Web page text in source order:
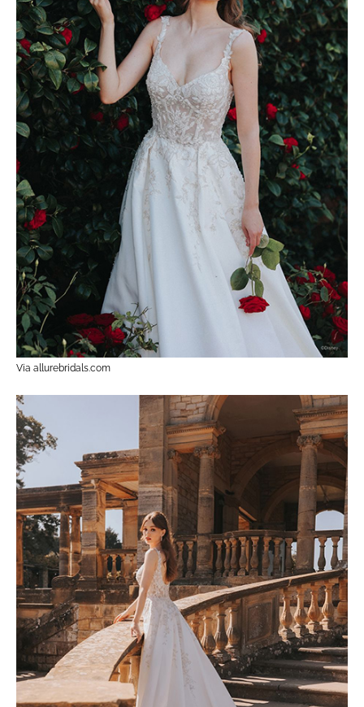
Via allurebridals.com